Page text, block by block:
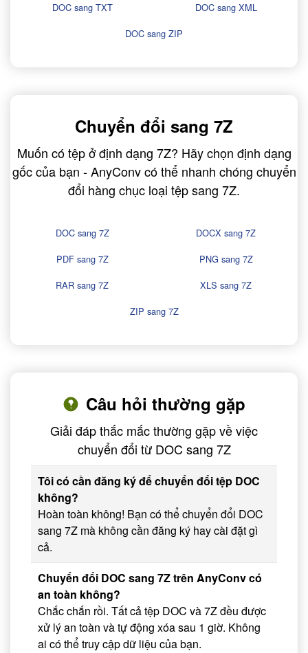
DOC sang TXT
DOC sang XML
DOC sang ZIP
Chuyển đổi sang 7Z
Muốn có tệp ở định dạng 7Z? Hãy chọn định dạng
gốc của bạn - AnyConv có thể nhanh chóng chuyển
đổi hàng chục loại tệp sang 7Z.
DOC sang 7Z
DOCX sang 7Z
PDF sang 7Z
PNG sang 7Z
RAR sang 7Z
XLS sang 7Z
ZIP sang 7Z
Câu hỏi thường gặp
Giải đáp thắc mắc thường gặp về việc
chuyển đổi từ DOC sang 7Z
Tôi có cần đăng ký để chuyển đổi tệp DOC
không?
Hoàn toàn không! Bạn có thể chuyển đổi DOC
sang 7Z mà không cần đăng ký hay cài đặt gì
cả.
Chuyển đổi DOC sang 7Z trên AnyConv có
an toàn không?
Chắc chắn rồi. Tất cả tệp DOC và 7Z đều được
xử lý an toàn và tự động xóa sau 1 giờ. Không
ai có thể truy cập dữ liệu của bạn.